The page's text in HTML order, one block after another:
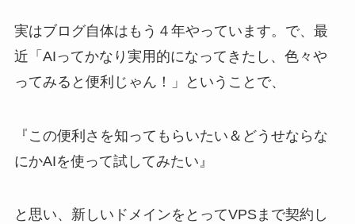
実はブログ自体はもう４年やっています。で、最
近「AIってかなり実用的になってきたし、色々や
ってみると便利じゃん！」ということで、
『この便利さを知ってもらいたい＆どうせならな
にかAIを使って試してみたい』
と思い、新しいドメインをとってVPSまで契約し